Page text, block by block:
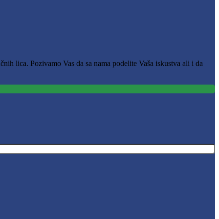
lica. Pozivamo Vas da sa nama podelite Vaša iskustva ali i da